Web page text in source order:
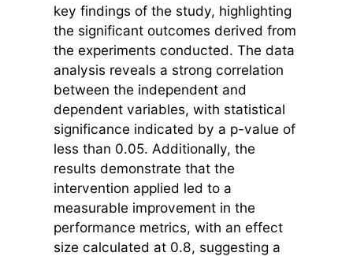
key findings of the study, highlighting
the significant outcomes derived from
the experiments conducted. The data
analysis reveals a strong correlation
between the independent and
dependent variables, with statistical
significance indicated by a p-value of
less than 0.05. Additionally, the
results demonstrate that the
intervention applied led to a
measurable improvement in the
performance metrics, with an effect
size calculated at 0.8, suggesting a